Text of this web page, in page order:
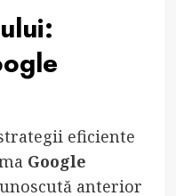
eficiente
Google
anterior